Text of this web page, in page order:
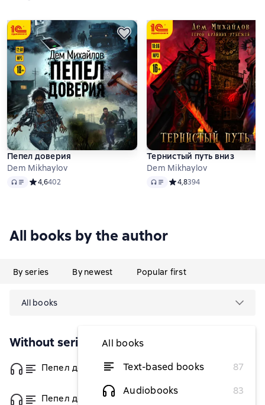
Пепел доверия
Dem Mikhaylov
Audio Средний рейтинг 4,6 на основе 402 оценок
4,6402
Тернистый путь вниз
Dem Mikhaylov
Audio Средний рейтинг 4,8 на
4,8394
All books by the author
By series By newest Popular first
All books
All books
Text-based books
87
Audiobooks
83
Without series
Пепел доверия from $2.42
Пепел доверия 2